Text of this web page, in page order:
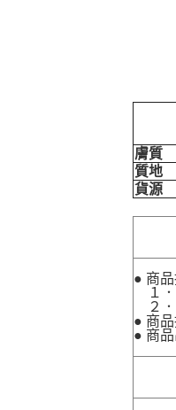
膚質
質地
貨源
● 商
１．
２．
● 商
● 商